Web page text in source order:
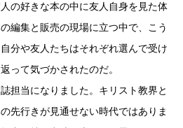
の好きな本の中に友人自身を見た体
編集と販売の現場に立つ中で、こう
分や友人たちはそれぞれ選んで受け
って気づかされたのだ。
担当になりました。キリスト教界と
先行きが見通せない時代ではありま